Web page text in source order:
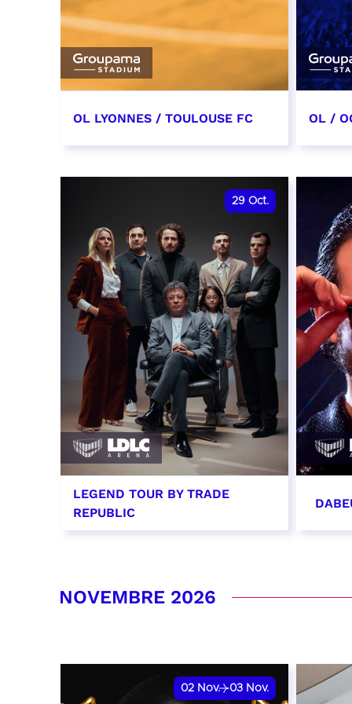
OL LYONNES / TOULOUSE FC
date et heure à confirmer
OL /
date
29 Oct.
LEGEND TOUR BY TRADE
REPUBLIC
NOVEMBRE 2026
02 Nov. 03 Nov.